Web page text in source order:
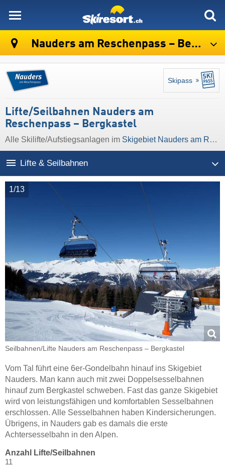
Nauders am Reschenpass – Bergkastel
Skipass
Lifte/Seilbahnen Nauders am
Reschenpass – Bergkastel
Alle Skilifte/Aufstiegsanlagen im Skigebiet Nauders am Reschenpass – Bergkastel
Lifte & Seilbahnen
1/13
Seilbahnen/​Lifte Nauders am Reschenpass – Bergkastel
Vom Tal führt eine 6er-Gondelbahn hinauf ins Skigebiet
Nauders. Man kann auch mit zwei Doppelsesselbahnen
hinauf zum Bergkastel schweben. Fast das ganze Skigebiet
wird von leistungsfähigen und komfortablen Sesselbahnen
erschlossen. Alle Sesselbahnen haben Kindersicherungen.
Übrigens, in Nauders gab es damals die erste
Achtersesselbahn in den Alpen.
Anzahl Lifte/Seilbahnen
11